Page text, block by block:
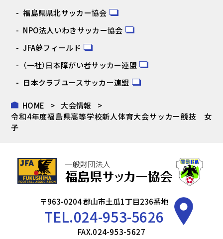
福島県県北サッカー協会
NPO法人いわきサッカー協会
JFA夢フィールド
（一社）日本障がい者サッカー連盟
日本クラブユースサッカー連盟
HOME
大会情報
令和4年度福島県高等学校新人体育大会サッカー競技 女
子
〒963-0204 郡山市土瓜1丁目236番地
TEL.024-953-5626
FAX.024-953-5627